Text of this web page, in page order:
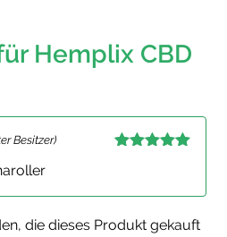
Hemplix CBD
Besitzer)
die dieses Produkt gekauft